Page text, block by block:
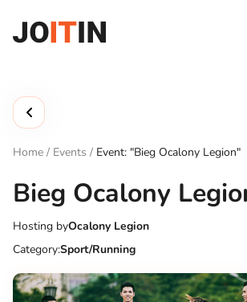
content
Home / Events / Event: "Bieg Ocalony Legion"
Bieg Ocalony
Hosting byOcalony Legion
Category:Sport/Running